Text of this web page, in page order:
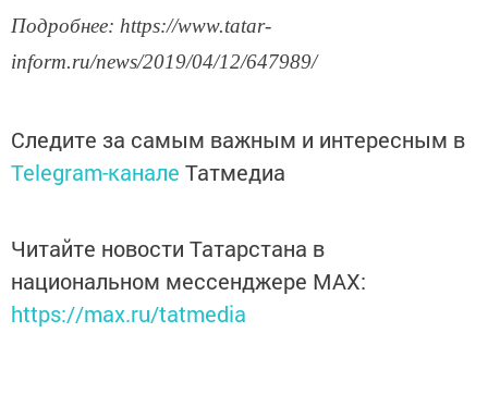
Подробнее: https://www.tatar-
inform.ru/news/2019/04/12/647989/
Следите за самым важным и интересным в
Telegram-канале Татмедиа
Читайте новости Татарстана в
национальном мессенджере MАХ:
https://max.ru/tatmedia